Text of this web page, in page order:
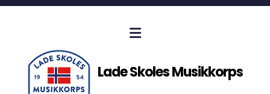
Lade Skoles Musikkorps